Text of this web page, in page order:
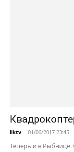
liktv - 01/06/2017 23:45
Теперь и в Рыбнице.